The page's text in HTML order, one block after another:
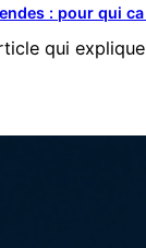
: pour qui
qui